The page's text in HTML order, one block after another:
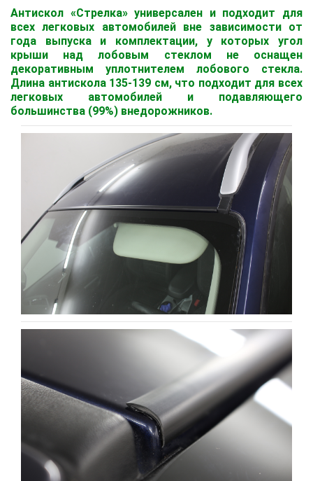
Антискол «Стрелка» универсален и подходит для
всех легковых автомобилей вне зависимости от
года выпуска и комплектации, у которых угол
крыши над лобовым стеклом не оснащен
декоративным уплотнителем лобового стекла.
Длина антискола 135-139 см, что подходит для всех
легковых автомобилей и подавляющего
большинства (99%) внедорожников.